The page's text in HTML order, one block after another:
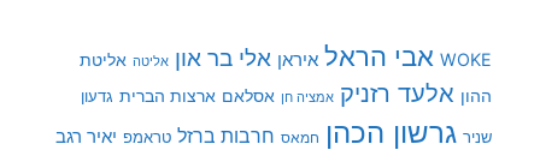
WOKE אבי הראל איראן אלי בר און אליטה אליטת
ההון אלעד רזניק אמציה חן אסלאם ארצות הברית גדעון
שניר גרשון הכהן חמאס חרבות ברזל טראמפ יאיר רגב